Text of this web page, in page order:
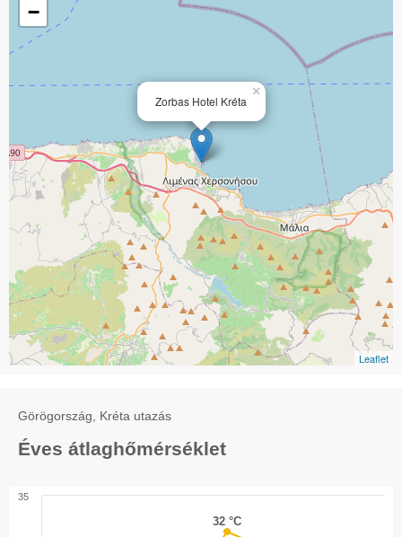
Zorbas Hotel Kréta
×
−
Leaflet
Görögország, Kréta utazás
Éves átlaghőmérséklet
32 °C
32 °C
35